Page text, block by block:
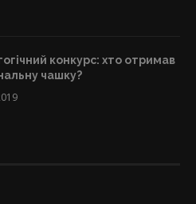
конкурс: хто отримав
чашку?